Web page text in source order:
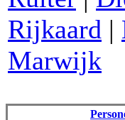
Rijkaard |
Marwijk